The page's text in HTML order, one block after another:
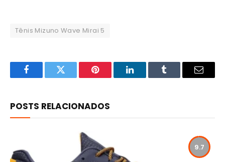
Tênis Mizuno Wave Mirai 5
FacebookTwitter Pinterest LinkedInTumblr Email
POSTS RELACIONADOS
9.7